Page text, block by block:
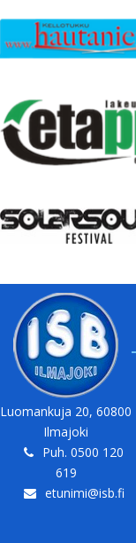
Luomankuja 20, 60800
Ilmajoki
Puh. 0500 120
619
etunimi@isb.fi